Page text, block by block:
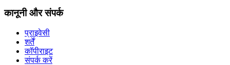
कानूनी और संपर्क
प्राइवेसी
शर्तें
कॉपीराइट
संपर्क करें